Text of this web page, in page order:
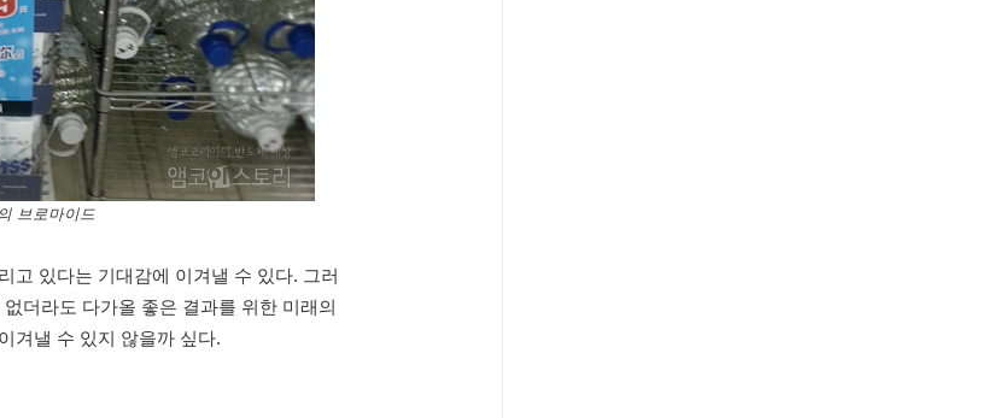
브로마이드
고 있다는 기대감에 이겨낼 수 있다. 그러
더라도 다가올 좋은 결과를 위한 미래의
겨낼 수 있지 않을까 싶다.